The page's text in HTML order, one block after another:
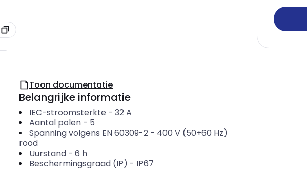
Toon documentatie
Belangrijke informatie
IEC-stroomsterkte - 32A
Aantal polen- 5
Spanning volgens EN 60309-2- 400 V (50+60 Hz)
rood
Uurstand- 6 h
Beschermingsgraad (IP) - IP67